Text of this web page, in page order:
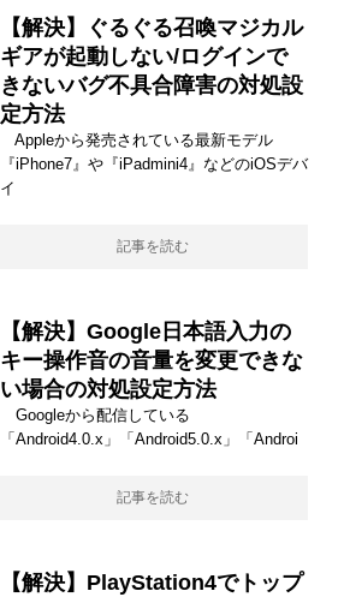
【解決】ぐるぐる召喚マジカル
ギアが起動しない/ログインで
きないバグ不具合障害の対処設
定方法
Appleから発売されている最新モデル
『iPhone7』や『iPadmini4』などのiOSデバ
イ
記事を読む
【解決】Google日本語入力の
キー操作音の音量を変更できな
い場合の対処設定方法
Googleから配信している
「Android4.0.x」「Android5.0.x」「Androi
記事を読む
【解決】PlayStation4でトップ